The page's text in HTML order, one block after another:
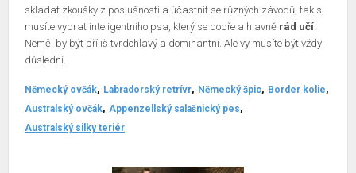
skládat zkoušky z poslušnosti a účastnit se různých závodů, tak si
musíte vybrat inteligentního psa, který se dobře a hlavně rád učí.
Neměl by být příliš tvrdohlavý a dominantní. Ale vy musíte být vždy
důslední.
Německý ovčák Labradorský retrívr Německý špic
Border kolie
Australský ovčák Appenzellský salašnický pes
Australský silky teriér